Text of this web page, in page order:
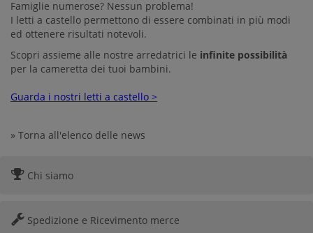
Famiglie numerose? Nessun problema!
I letti a castello permettono di essere combinati in più modi
ed ottenere risultati notevoli.
Scopri assieme alle nostre arredatrici le infinite possibilità
per la cameretta dei tuoi bambini.
Guarda i nostri letti a castello >
» Torna all'elenco delle news
Chi siamo
Spedizione e Ricevimento merce